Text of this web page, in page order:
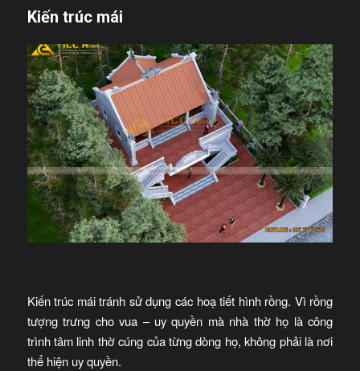
Kiến trúc mái
Kiến trúc mái tránh sử dụng các hoạ tiết hình rồng. Vì rồng
tượng trưng cho vua – uy quyền mà nhà thờ họ là công
trình tâm linh thờ cúng của từng dòng họ, không phải là nơi
thể hiện uy quyền.